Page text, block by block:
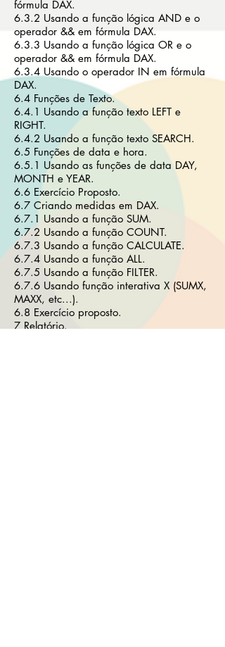
fórmula DAX.
6.3.2 Usando a função lógica AND e o
operador && em fórmula DAX.
6.3.3 Usando a função lógica OR e o
operador && em fórmula DAX.
6.3.4 Usando o operador IN em fórmula
DAX.
6.4 Funções de Texto.
6.4.1 Usando a função texto LEFT e
RIGHT.
6.4.2 Usando a função texto SEARCH.
6.5 Funções de data e hora.
6.5.1 Usando as funções de data DAY,
MONTH e YEAR.
6.6 Exercício Proposto.
6.7 Criando medidas em DAX.
6.7.1 Usando a função SUM.
6.7.2 Usando a função COUNT.
6.7.3 Usando a função CALCULATE.
6.7.4 Usando a função ALL.
6.7.5 Usando a função FILTER.
6.7.6 Usando função interativa X (SUMX,
MAXX, etc...).
6.8 Exercício proposto.
7 Relatório.